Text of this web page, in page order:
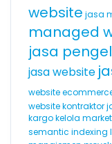
website jasa
managed
jasa
jasa website
website
website kontraktor
kargokelola
semantic indexing